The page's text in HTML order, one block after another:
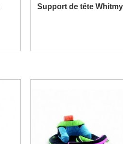
Support de tête
PLUS D'INFORMATION